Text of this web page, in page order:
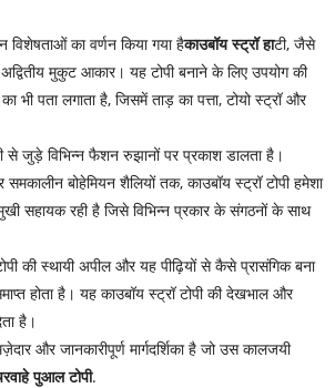
का वर्णन किया गया हैकाउबॉय स्ट्रॉ हाटी, जैसे
मुकुट आकार। यह टोपी बनाने के लिए उपयोग की
का भी पता लगाता है, जिसमें ताड़ का पत्ता, टोयो स्ट्रॉ और
से जुड़े विभिन्न फैशन रुझानों पर प्रकाश डालता है।
बोहेमियन शैलियों तक, काउबॉय स्ट्रॉ टोपी हमेशा
सहायक रही है जिसे विभिन्न प्रकार के संगठनों के साथ
की स्थायी अपील और यह पीढ़ियों से कैसे प्रासंगिक बना
होता है। यह काउबॉय स्ट्रॉ टोपी की देखभाल और
है।
और जानकारीपूर्ण मार्गदर्शिका है जो उस कालजयी
पुआल टोपी.